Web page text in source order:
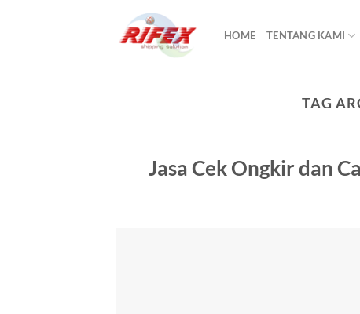
HOME TENTANG KAMI
TAG
Jasa Cek Ongkir dan